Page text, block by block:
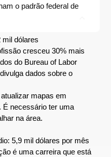
o padrão federal de
mil dólares
cresceu 30% mais
do Bureau of Labor
dados sobre o
mapas em
É necessário ter uma
na área.
5,9 mil dólares por mês
é uma carreira que está